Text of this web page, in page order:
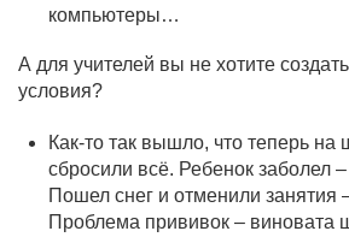
компьютеры…
А для учителей вы не хотите
условия?
Как-то так вышло, что теперь на
сбросили всё. Ребенок заболел
Пошел снег и отменили занятия
Проблема прививок – виновата